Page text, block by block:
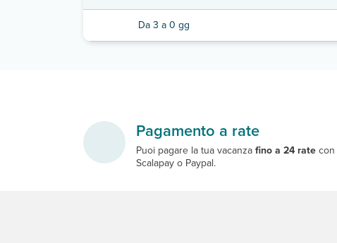
Da 3 a 0 gg
Pagamento a rate
Puoi pagare la tua vacanza fino a 24 rate con
Scalapay o Paypal.